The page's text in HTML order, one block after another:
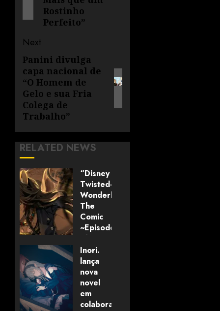
Rostinho
Perfeito”
Next
Panini divulga
capa nacional de
“O Homem de
Gelo e sua Fria
Colega de
Trabalho”
RELATED NEWS
“Disney
Twisted-
Wonderland:
The
Comic
~Episode
of
Savanaclaw~”
anunciado
pela
Universo
dos
Livros
Inori.
lança
nova
novel
em
colaboração